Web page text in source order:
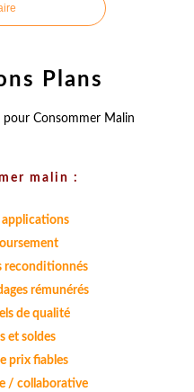
Plans
malin :
applications
reconditionnés
rémunérés
de qualité
et soldes
prix fiables
/ collaborative